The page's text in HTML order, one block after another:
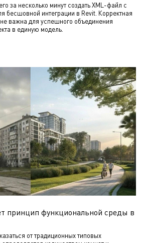
за несколько минут создать XML-файл с
бесшовной интеграции в Revit. Корректная
важна для успешного объединения
в единую модель.
принцип функциональной среды в
от традиционных типовых